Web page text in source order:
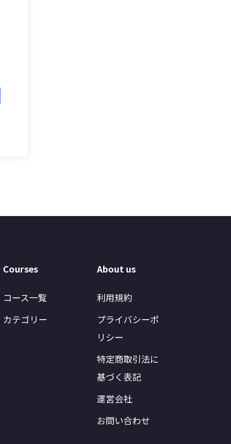
Courses
コース一覧
カテゴリー
About us
利用規約
プライバシーポ
リシー
特定商取引法に
基づく表記
運営会社
お問い合わせ